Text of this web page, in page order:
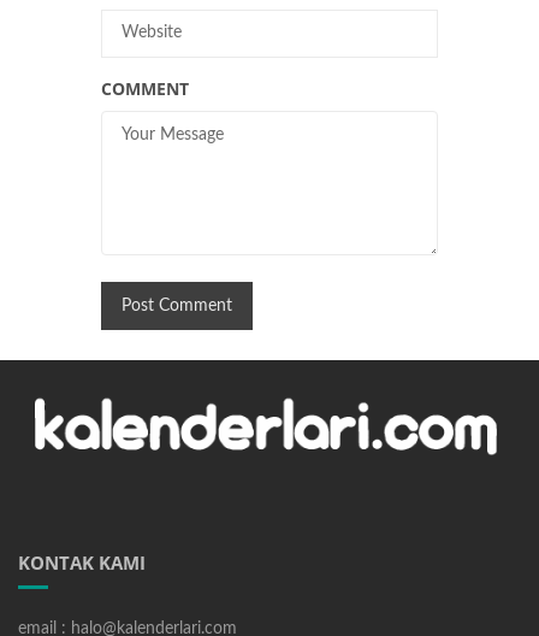
COMMENT
KONTAK KAMI
email : halo@kalenderlari.com